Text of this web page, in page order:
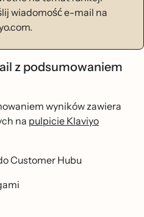
wiadomość e-mail na
z podsumowaniem
wyników zawiera
na pulpicie Klaviyo
Customer Hubu